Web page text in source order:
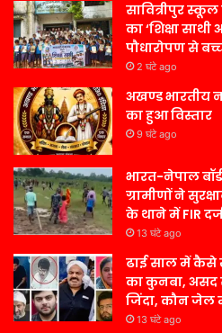
सावित्रीपुर
का ‘शिक्षा
पौधारोपण से
2 घंटे ago
अखण्ड भारतीय
का हुआ विस्तार
9 घंटे ago
भारत-नेपाल
ग्रामीणों ने
के थाने में FIR
13 घंटे ago
ढाई साल में कैसे
का कुनबा,
जिंदा, कौन जेल
13 घंटे ago